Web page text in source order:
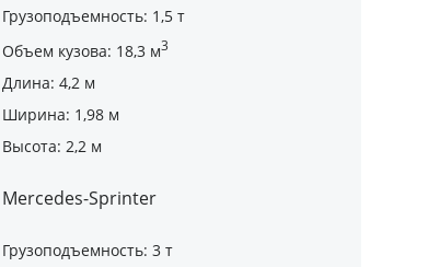
Грузоподъемность: 1,5 т
Объем кузова: 18,3 м3
Длина: 4,2 м
Ширина: 1,98 м
Высота: 2,2 м
Mercedes-Sprinter
Грузоподъемность: 3 т